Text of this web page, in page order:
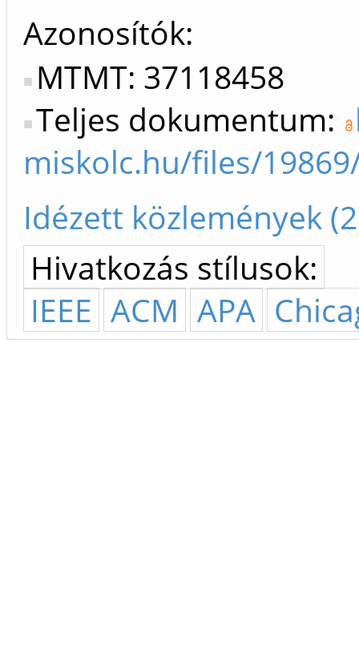
Azonosítók
MTMT: 37118458
Teljes dokumentum:
miskolc.hu/files/
Idézett közlemények
Hivatkozás stílusok:
IEEE ACM APA